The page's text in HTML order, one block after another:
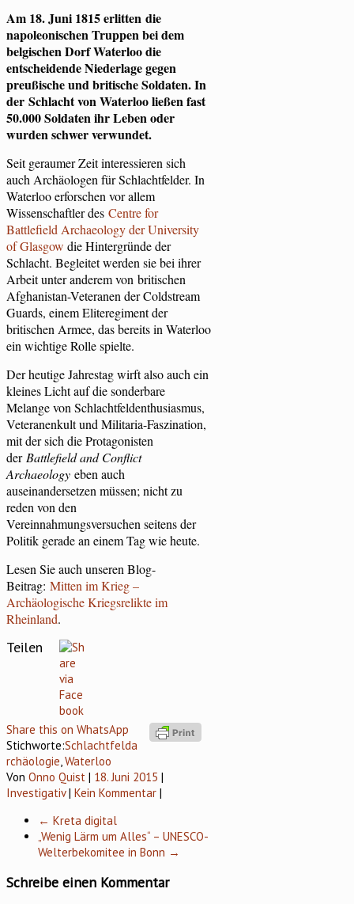
Am 18. Juni 1815 erlitten die
napoleonischen Truppen bei dem
belgischen Dorf Waterloo die
entscheidende Niederlage gegen
preußische und britische Soldaten. In
der Schlacht von Waterloo ließen fast
50.000 Soldaten ihr Leben oder
wurden schwer verwundet.
Seit geraumer Zeit interessieren sich
auch Archäologen für Schlachtfelder. In
Waterloo erforschen vor allem
Wissenschaftler des Centre for
Battlefield Archaeology der University
of Glasgow die Hintergründe der
Schlacht. Begleitet werden sie bei ihrer
Arbeit unter anderem von britischen
Afghanistan-Veteranen der Coldstream
Guards, einem Eliteregiment der
britischen Armee, das bereits in Waterloo
ein wichtige Rolle spielte.
Der heutige Jahrestag wirft also auch ein
kleines Licht auf die sonderbare
Melange von Schlachtfeldenthusiasmus,
Veteranenkult und Militaria-Faszination,
mit der sich die Protagonisten
der Battlefield and Conflict
Archaeology eben auch
auseinandersetzen müssen; nicht zu
reden von den
Vereinnahmungsversuchen seitens der
Politik gerade an einem Tag wie heute.
Lesen Sie auch unseren Blog-
Beitrag: Mitten im Krieg –
Archäologische Kriegsrelikte im
Rheinland.
Teilen
Share this on WhatsApp
Stichworte:Schlachtfelda
rchäologie,Waterloo
Von Onno Quist | 18. Juni 2015 |
Investigativ| Kein Kommentar |
← Kreta digital
„Wenig Lärm um Alles“ – UNESCO-
Welterbekomitee in Bonn →
Schreibe einen Kommentar